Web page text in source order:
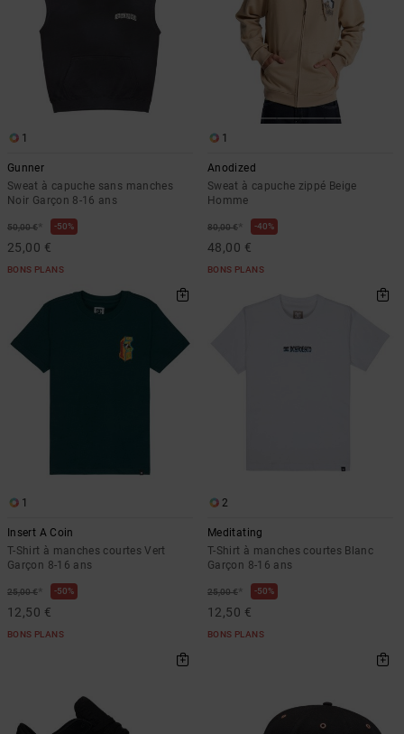
1
Gunner
Sweat à capuche sans manches
Noir Garçon 8-16 ans
50,00 €* 50%
25,00 €
BONS PLANS
1
Anodized
Sweat à capuche zippé Beige
Homme
80,00 €* 40%
48,00 €
BONS PLANS
1
Insert A Coin
T-Shirt à manches courtes Vert
Garçon 8-16 ans
25,00 €* 50%
12,50 €
BONS PLANS
2
Meditating
T-Shirt à manches courtes Blanc
Garçon 8-16 ans
25,00 €* 50%
12,50 €
BONS PLANS